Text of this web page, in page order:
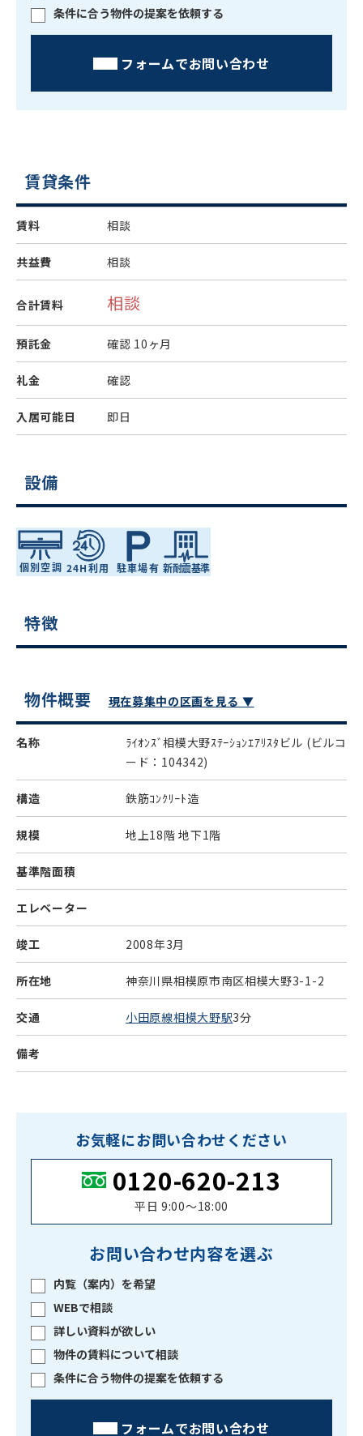
条件に合う物件の提案を依頼する
フォームでお問い合わせ
賃貸条件
賃料 相談
共益費 相談
合計賃料 相談
預託金 確認 10ヶ月
礼金 確認
入居可能日 即日
設備
特徴
物件概要 現在募集中の区画を見る ▼
名称 ﾗｲｵﾝｽﾞ相模大野ｽﾃｰｼｮﾝｴｱﾘｽﾀビル (ビルコ
ード：104342)
構造 鉄筋ｺﾝｸﾘｰﾄ造
規模 地上18階 地下1階
基準階面積
エレベーター
竣工 2008年3月
所在地 神奈川県相模原市南区相模大野3-1-2
交通 小田原線相模大野駅3分
備考
お気軽にお問い合わせください
0120-620-213
平日 9:00〜18:00
お問い合わせ内容を選ぶ
内覧（案内）を希望
WEBで相談
詳しい資料が欲しい
物件の賃料について相談
条件に合う物件の提案を依頼する
フォームでお問い合わせ